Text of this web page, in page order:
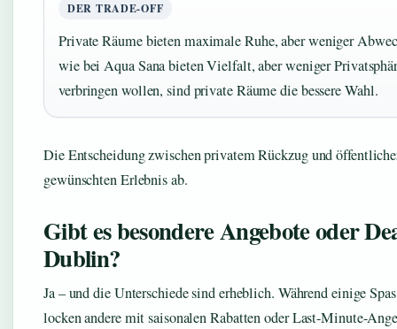
DER TRADE-OFF
Private Räume bieten maximale Ruhe, aber weniger
wie bei Aqua Sana bieten Vielfalt, aber weniger
verbringen wollen, sind private Räume die bessere Wahl.
Die Entscheidung zwischen privatem Rückzug und
gewünschten Erlebnis ab.
Gibt es besondere Angebote oder
Dublin?
Ja – und die Unterschiede sind erheblich. Während einige
locken andere mit saisonalen Rabatten oder Last-Minute-